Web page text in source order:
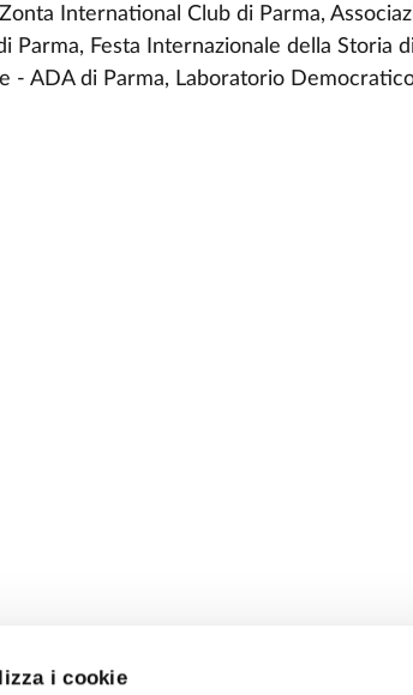
i cookie
International Club di Parma,
Parma, Festa Internazionale della Storia
- ADA di Parma, Laboratorio